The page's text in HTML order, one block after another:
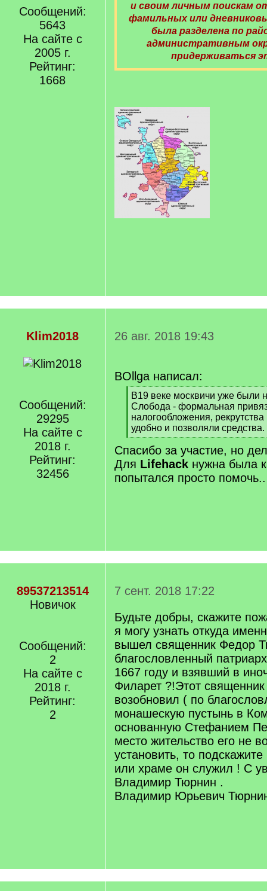
Сообщений:
5643
На сайте с
2005 г.
Рейтинг:
1668
и своим личным поискам
фамильных или
была разделена по
административным
придерживаться
Klim2018
Сообщений:
29295
На сайте с
2018 г.
Рейтинг:
32456
26 авг. 2018 19:43
BOllga написал:
[
q
]
В19 веке москвичи уже были
Слобода - формальная
налогообложения, рекрутства
удобно и позволяли средства.
[
/
q
]
Спасибо за участие, но
Для Lifehack нужна была
попытался просто помочь..
89537213514
Новичок
Сообщений:
2
На сайте с
2018 г.
Рейтинг:
2
7 сент. 2018 17:22
Будьте добры, скажите
я могу узнать откуда
вышел священник Федор
благословленный
1667 году и взявший в
Филарет ?!Этот
возобновил ( по
монашескую пустынь в
основанную Стефанием
место жительство его не
установить, то
или храме он служил ! С
Владимир Тюрнин .
Владимир Юрьевич